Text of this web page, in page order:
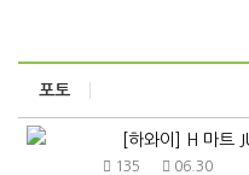
포토
[하와이] H 마트
135 06.30